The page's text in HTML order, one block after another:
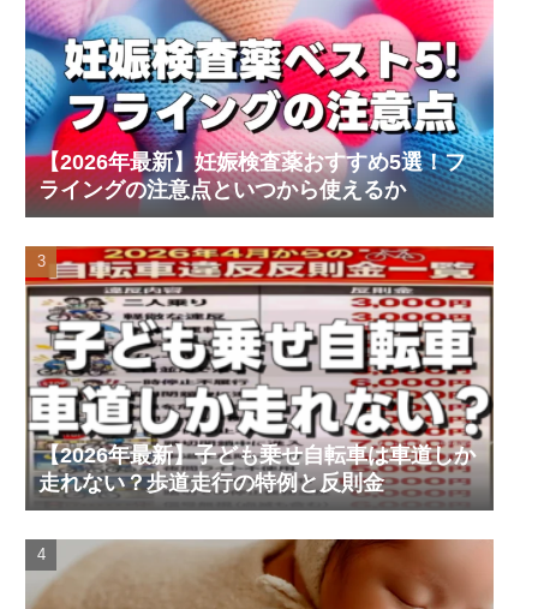
【2026年最新】妊娠検査薬おすすめ5選！フ
ライングの注意点といつから使えるか
【2026年最新】子ども乗せ自転車は車道しか
走れない？歩道走行の特例と反則金